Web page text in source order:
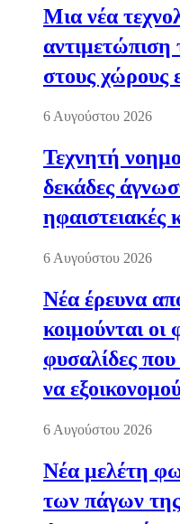
Μια νέα
αντιμετώπιση
στους χώρους
6 Αυγούστου 2026
Τεχνητή
δεκάδες
ηφαιστειακές
6 Αυγούστου 2026
Νέα έρευνα
κοιμούνται
φυσαλίδες
να
6 Αυγούστου 2026
Νέα μελέτη
των πάγων